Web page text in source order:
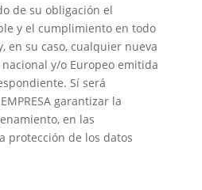
de su obligación el
y el cumplimiento en todo
en su caso, cualquier nueva
y/o Europeo emitida
Sí será
garantizar la
en las
protección de los datos